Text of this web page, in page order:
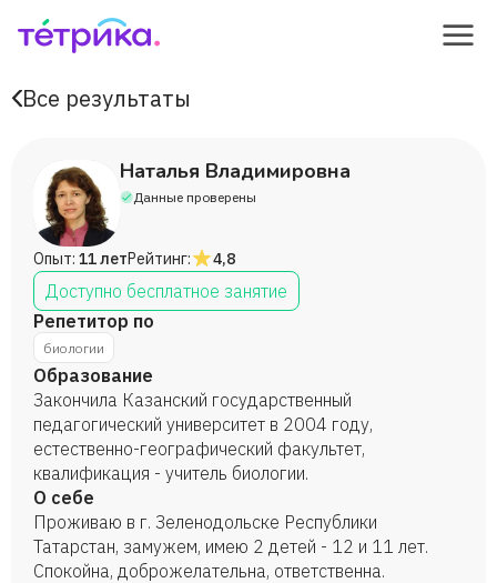
Все результаты
Наталья Владимировна
Данные проверены
Опыт: 11 летРейтинг: 4,8
Доступно бесплатное занятие
Репетитор по
биологии
Образование
Закончила Казанский государственный
педагогический университет в 2004 году,
естественно-географический факультет,
квалификация - учитель биологии.
О себе
Проживаю в г. Зеленодольске Республики
Татарстан, замужем, имею 2 детей - 12 и 11 лет.
Спокойна, доброжелательна, ответственна.